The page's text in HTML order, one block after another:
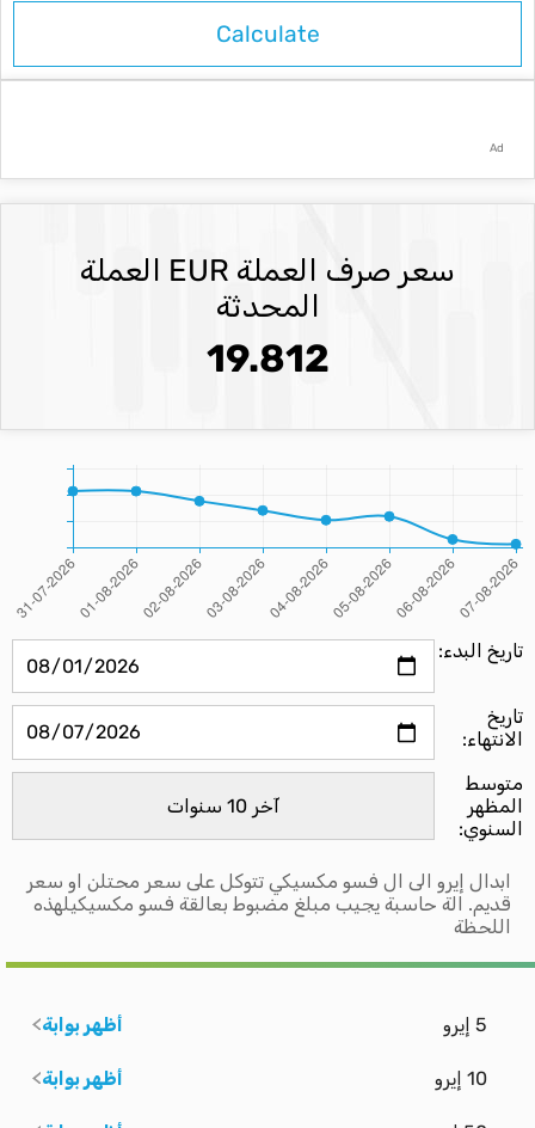
Ad
سعر صرف العملة EUR العملة
المحدثة
19.812
تاريخ البدء:
تاريخ
الانتهاء:
متوسط ​​
المظهر
السنوي:
ابدال إيرو الى ال فسو مكسيكي تتوكل على سعر محتلن او سعر
قديم. الة حاسبة يجيب مبلغ مضبوط بعالقة فسو مكسيكيلهذه
اللحظة
5 إيرو أظهر بوابة
10 إيرو أظهر بوابة